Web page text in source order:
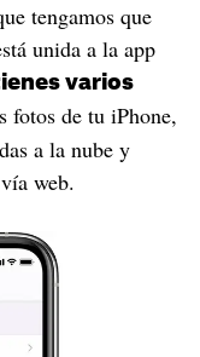
tengamos que
unida a la app
varios
fotos de tu iPhone,
a la nube y
web.